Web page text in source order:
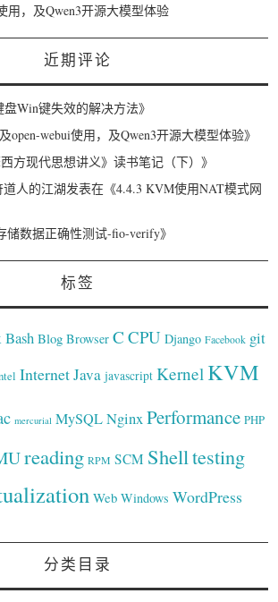
用，及Qwen3开源大模型体验
近期评论
盘Win键失效的解决方法》
open-webui使用，及Qwen3开源大模型体验》
西方现代思想讲义》读书笔记（下）》
道人的江湖发表在《4.4.3 KVM使用NAT模式网
储数据正确性测试-fio-verify》
标签
Bash Blog Browser C CPU Django Facebook git
InternetJava javascript Kernel KVM
mercurial MySQLNginx Performance PHP
reading RPM SCM Shelltesting
Web Windows WordPress
分类目录